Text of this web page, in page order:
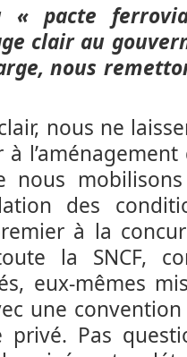
« pacte
clair au
nous
nous ne
nous
des
à la
la SNCF,
eux-mêmes
une
Pas